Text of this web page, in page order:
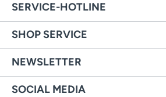
SERVICE-HOTLINE
SHOP SERVICE
NEWSLETTER
SOCIAL MEDIA